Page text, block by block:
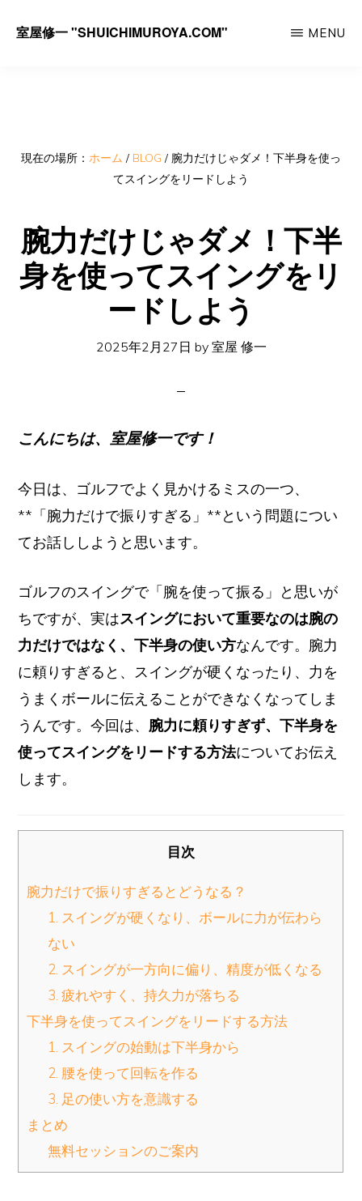
室屋修一 "SHUICHIMUROYA.COM"
ー
屋
修
一
MENU
現在の場所： ホーム / BLOG / 腕力だけじゃダメ！下半身を使っ
てスイングをリードしよう
腕力だけじゃダメ！下半
身を使ってスイングをリ
ードしよう
2025年2月27日 by 室屋 修一
こんにちは、室屋修一です！
今日は、ゴルフでよく見かけるミスの一つ、
**「腕力だけで振りすぎる」**という問題につい
てお話ししようと思います。
ゴルフのスイングで「腕を使って振る」と思いが
ちですが、実はスイングにおいて重要なのは腕の
力だけではなく、下半身の使い方なんです。腕力
に頼りすぎると、スイングが硬くなったり、力を
うまくボールに伝えることができなくなってしま
うんです。今回は、 腕力に頼りすぎず、下半身を
使ってスイングをリードする方法についてお伝え
します。
目次
腕力だけで振りすぎるとどうなる？
1. スイングが硬くなり、ボールに力が伝わら
ない
2. スイングが一方向に偏り、精度が低くなる
3. 疲れやすく、持久力が落ちる
下半身を使ってスイングをリードする方法
1. スイングの始動は下半身から
2. 腰を使って回転を作る
3. 足の使い方を意識する
まとめ
無料セッションのご案内